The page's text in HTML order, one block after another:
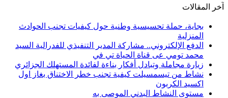
آخر المقالات
بجاية، حملة تحسيسية وطنية حول كيفيات تجنب الحوادث
المنزلية
الدفع الإلكتروني.. مشاركة المدير التنفيذي للفدرالية السيد
محمد تومي عى قناة الحياة تي في
زيارة مجاملة وتبادل أفكار بناءة لفائدة المستهلك الجزائري
نشاط من تيسمسيلت كيفية تجنب خطر الاختناق بغاز اول
اكسيد الكربون
مستوى النشاط البدني الموصى به